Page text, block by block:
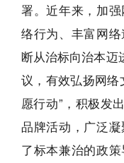
署。近年来，加
络行为、丰富网
断从治标向治本迈
议，有效弘扬网络
愿行动”，积极发
品牌活动，广泛
了标本兼治的政